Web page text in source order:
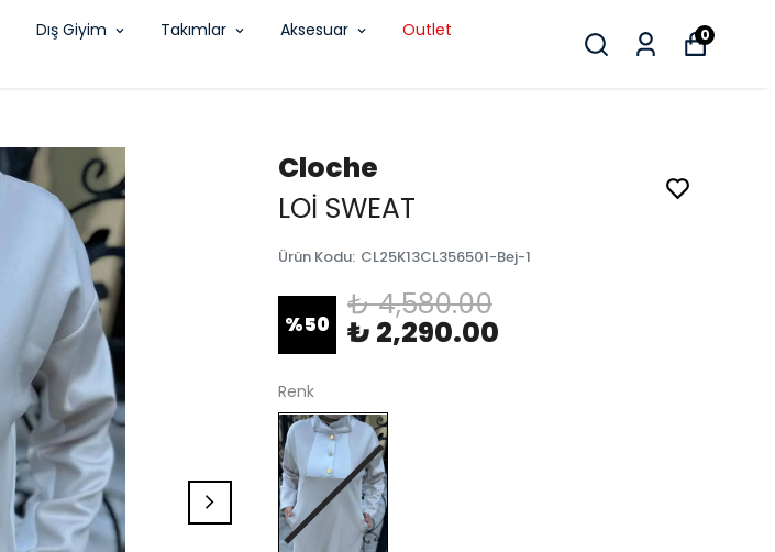
Dış Giyim Takımlar Aksesuar
Outlet
0
Cloche
LOİ SWEAT
Ürün Kodu: CL25K13CL356501-Bej-1
%50
₺ 4,580.00
₺ 2,290.00
Renk